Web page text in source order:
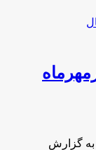
درمهرماه
به گزارش